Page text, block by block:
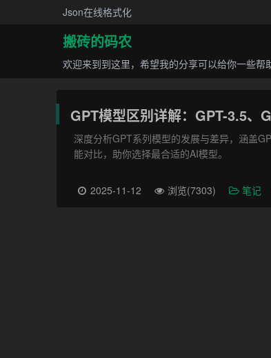
Json在线格式化
搬砖的码农
欢迎来到到这里，希望我的分享可以给你一些帮
GPT模型区别详解：GPT-3.5、
深度分析GPT系列模型的发展与差异，涵盖
能对比，助你选择最合适的AI模型。
2025-11-12 浏览(7303) 笔记